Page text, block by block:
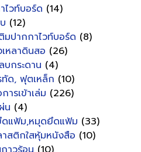
ไวท์บอร์ด (14)
(12)
มปากกาไวท์บอร์ด (8)
เหลาดินสอ (26)
บกระดาน (4)
ทัด, ฟุตเหล็ก (10)
รเข้าเล่ม (226)
น (4)
แฟ้ม,หมุดยึดแฟ้ม (33)
สติกใสหุ้มหนังสือ (10)